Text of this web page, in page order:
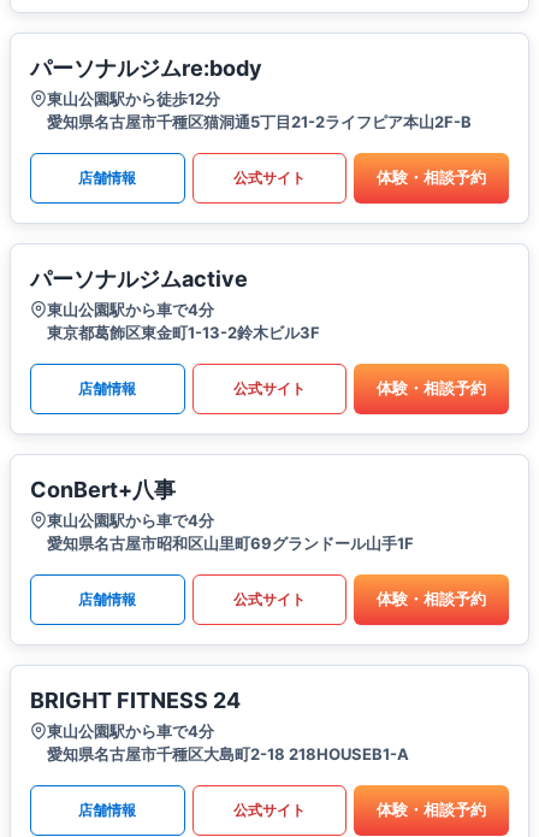
パーソナルジムre:body
東山公園駅から徒歩12分
愛知県名古屋市千種区猫洞通5丁目21-2ライフピア本山2F-B
店舗情報 公式サイト 体験・相談予約
パーソナルジムactive
東山公園駅から車で4分
東京都葛飾区東金町1-13-2鈴木ビル3F
店舗情報 公式サイト 体験・相談予約
ConBert+八事
東山公園駅から車で4分
愛知県名古屋市昭和区山里町69グランドール山手1F
店舗情報 公式サイト 体験・相談予約
BRIGHT FITNESS 24
東山公園駅から車で4分
愛知県名古屋市千種区大島町2-18 218HOUSEB1-A
店舗情報 公式サイト 体験・相談予約